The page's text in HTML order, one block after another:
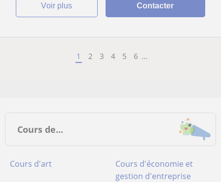
voir plus Contacter
1 2 3 4 5 6 ...
Cours de...
Cours d'art
Cours d'économie et
gestion d'entreprise